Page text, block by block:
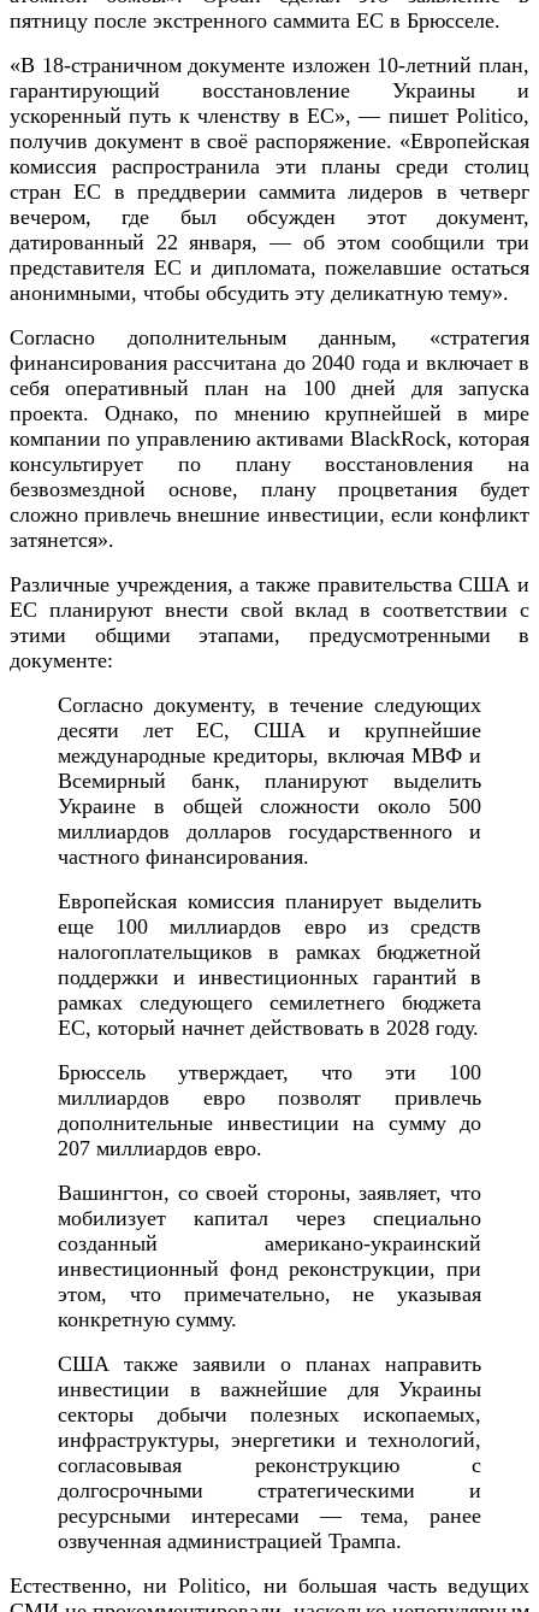
пятницу после экстренного саммита ЕС в Брюсселе.
«В 18-страничном документе изложен 10-летний план,
гарантирующий восстановление Украины и
ускоренный путь к членству в ЕС», — пишет Politico,
получив документ в своё распоряжение. «Европейская
комиссия распространила эти планы среди столиц
стран ЕС в преддверии саммита лидеров в четверг
вечером, где был обсужден этот документ,
датированный 22 января, — об этом сообщили три
представителя ЕС и дипломата, пожелавшие остаться
анонимными, чтобы обсудить эту деликатную тему».
Согласно дополнительным данным, «стратегия
финансирования рассчитана до 2040 года и включает в
себя оперативный план на 100 дней для запуска
проекта. Однако, по мнению крупнейшей в мире
компании по управлению активами BlackRock, которая
консультирует по плану восстановления на
безвозмездной основе, плану процветания будет
сложно привлечь внешние инвестиции, если конфликт
затянется».
Различные учреждения, а также правительства США и
ЕС планируют внести свой вклад в соответствии с
этими общими этапами, предусмотренными в
документе:
Согласно документу, в течение следующих
десяти лет ЕС, США и крупнейшие
международные кредиторы, включая МВФ и
Всемирный банк, планируют выделить
Украине в общей сложности около 500
миллиардов долларов государственного и
частного финансирования.
Европейская комиссия планирует выделить
еще 100 миллиардов евро из средств
налогоплательщиков в рамках бюджетной
поддержки и инвестиционных гарантий в
рамках следующего семилетнего бюджета
ЕС, который начнет действовать в 2028 году.
Брюссель утверждает, что эти 100
миллиардов евро позволят привлечь
дополнительные инвестиции на сумму до
207 миллиардов евро.
Вашингтон, со своей стороны, заявляет, что
мобилизует капитал через специально
созданный американо-украинский
инвестиционный фонд реконструкции, при
этом, что примечательно, не указывая
конкретную сумму.
США также заявили о планах направить
инвестиции в важнейшие для Украины
секторы добычи полезных ископаемых,
инфраструктуры, энергетики и технологий,
согласовывая реконструкцию с
долгосрочными стратегическими и
ресурсными интересами — тема, ранее
озвученная администрацией Трампа.
Естественно, ни Politico, ни большая часть ведущих